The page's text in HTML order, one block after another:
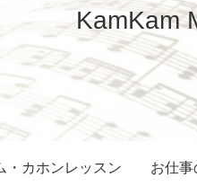
KamKam
・カホンレッスン お仕